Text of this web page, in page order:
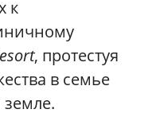
к
, протестуя
в семье